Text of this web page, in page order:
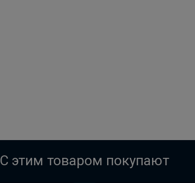
C этим товаром покупают